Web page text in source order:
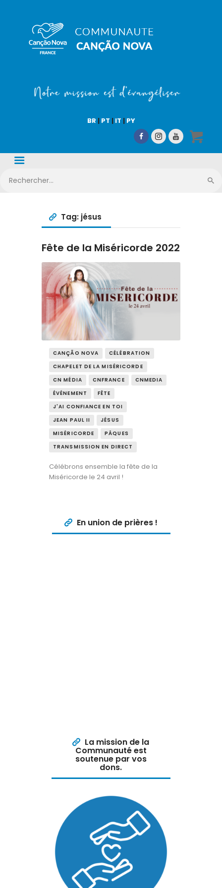
BR | PT | IT | PY
COMMUNAUTÉ CN
Notre mission est d'évangéliser !
Qui sommes-nous
CN Média
Nos activités
Contact
Tag: jésus
Fête de la Miséricorde 2022
CANÇÃO NOVA
CÉLÉBRATION
CHAPELET DE LA MISÉRICORDE
CN MÉDIA
CNFRANCE
CNMEDIA
ÉVÉNEMENT
FÊTE
J'AI CONFIANCE EN TOI
JEAN PAUL II
JÉSUS
MISÉRICORDE
PÂQUES
TRANSMISSION EN DIRECT
Célébrons ensemble la fête de la
Miséricorde le 24 avril !
En union de prières !
La mission de la
Communauté est
soutenue par vos
dons.